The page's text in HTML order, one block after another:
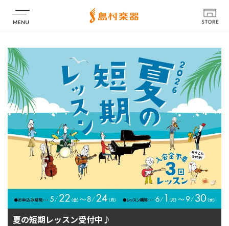
店舗情報
夏の短期レッスン受付中♪